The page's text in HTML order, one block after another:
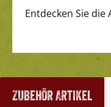
Entdecken Sie
Zubehör Artikel